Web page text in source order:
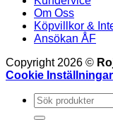
Om Oss
Köpvillkor &
Ansökan ÅF
Copyright 2026 ©
Cookie Inställningar
Sök
efter: